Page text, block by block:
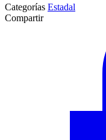
Categorías Estadal
Compartir